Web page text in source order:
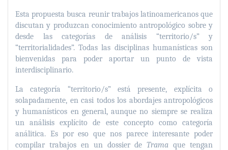
Esta propuesta busca reunir trabajos latinoamericanos que
discutan y produzcan conocimiento antropológico sobre y
desde las categorías de análisis “territorio/s” y
“territorialidades”. Todas las disciplinas humanísticas son
bienvenidas para poder aportar un punto de vista
interdisciplinario.
La categoría “territorio/s” está presente, explícita o
solapadamente, en casi todos los abordajes antropológicos
y humanísticos en general, aunque no siempre se realiza
un análisis explícito de este concepto como categoría
análitica. Es por eso que nos parece interesante poder
compilar trabajos en un dossier deTrama que tengan